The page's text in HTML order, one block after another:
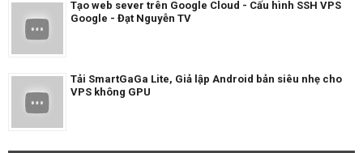
Tạo web sever trên Google Cloud - Cấu hình SSH VPS
Google - Đạt Nguyễn TV
Tải SmartGaGa Lite, Giả lập Android bản siêu nhẹ cho
VPS không GPU